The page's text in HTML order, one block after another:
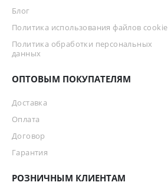
Блог
Политика использования файлов cookie
Политика обработки персональных
данных
ОПТОВЫМ ПОКУПАТЕЛЯМ
Доставка
Оплата
Договор
Гарантия
РОЗНИЧНЫМ КЛИЕНТАМ